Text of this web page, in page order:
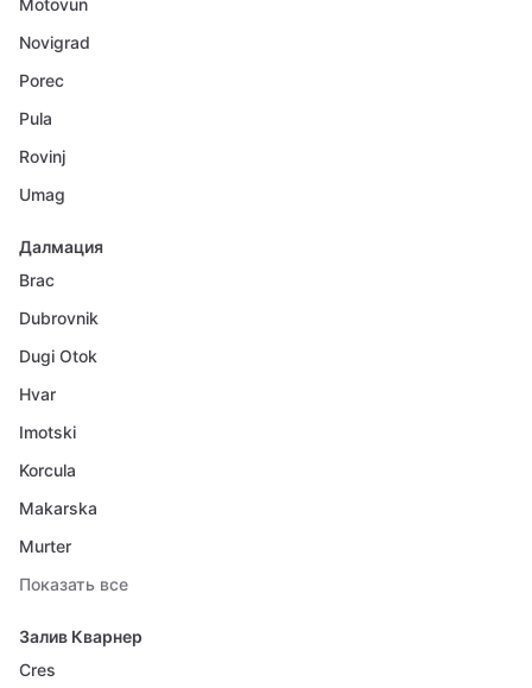
Motovun
Novigrad
Porec
Pula
Rovinj
Umag
Далмация
Brac
Dubrovnik
Dugi Otok
Hvar
Imotski
Korcula
Makarska
Murter
Показать все
Залив Кварнер
Cres